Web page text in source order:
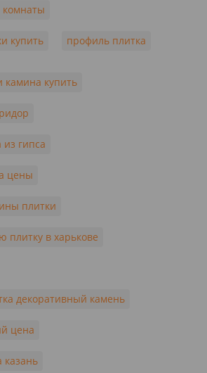
комнаты
купить профиль плитка
камина купить
из гипса
цены
плитки
плитку в харькове
декоративный камень
цена
казань